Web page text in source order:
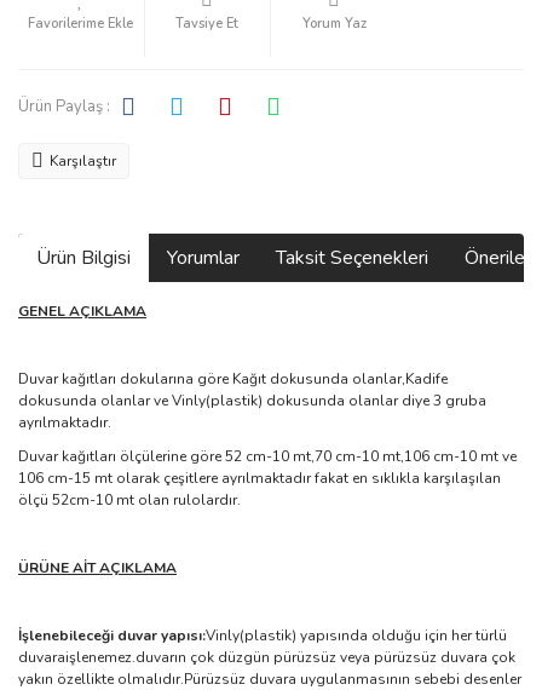
Tavsiye Et Yorum Yaz
Ürün Paylaş :
Karşılaştır
Ürün Bilgisi Yorumlar Taksit Seçenekleri
GENEL AÇIKLAMA
Duvar kağıtları dokularına göre Kağıt dokusunda olanlar,Kadife
dokusunda olanlar ve Vinly(plastik) dokusunda olanlar diye 3 gruba
ayrılmaktadır.
Duvar kağıtları ölçülerine göre 52 cm-10 mt,70 cm-10 mt,106 cm-10 mt ve
106 cm-15 mt olarak çeşitlere ayrılmaktadır fakat en sıklıkla karşılaşılan
ölçü 52cm-10 mt olan rulolardır.
ÜRÜNE AİT AÇIKLAMA
İşlenebileceği duvar yapısı:Vinly(plastik) yapısında olduğu için her türlü
duvaraişlenemez.duvarın çok düzgün pürüzsüz veya pürüzsüz duvara çok
yakın özellikte olmalıdır.Pürüzsüz duvara uygulanmasının sebebi desenler